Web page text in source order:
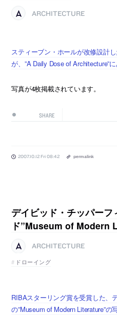
ARCHITECTURE
スティーブン・ホールが改修設計
が、”A Daily Dose of Architecture”
写真が4枚掲載されています。
SHARE
2007.10.12 Fri 08:42 permalink
デイビッド・チッパーフ
ド”Museum of Modern
ARCHITECTURE
ドローイング
RIBAスターリング賞を受賞した、
の”Museum of Modern Literature”